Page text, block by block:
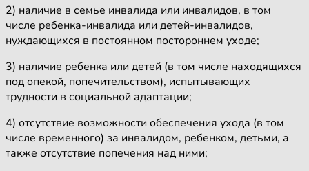
2) наличие в семье инвалида или инвалидов, в том
числе ребенка-инвалида или детей-инвалидов,
нуждающихся в постоянном постороннем уходе;
3) наличие ребенка или детей (в том числе находящихся
под опекой, попечительством), испытывающих
трудности в социальной адаптации;
4) отсутствие возможности обеспечения ухода (в том
числе временного) за инвалидом, ребенком, детьми, а
также отсутствие попечения над ними;